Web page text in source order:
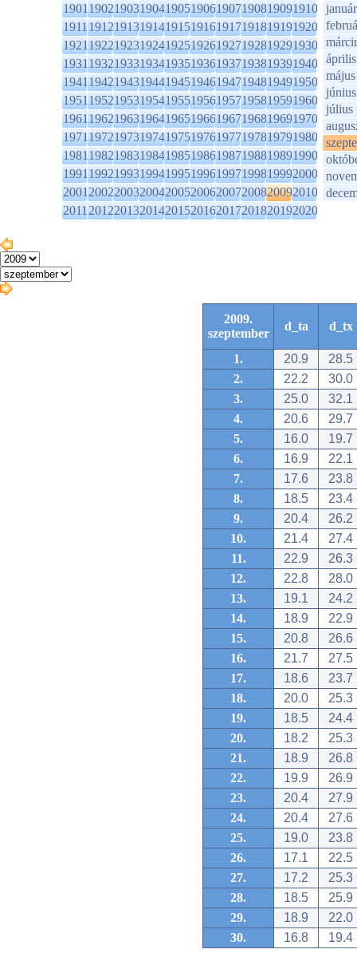
1901190219031904190519061907190819091910
1911191219131914191519161917191819191920
1921192219231924192519261927192819291930
1931193219331934193519361937193819391940
1941194219431944194519461947194819491950
1951195219531954195519561957195819591960
1961196219631964196519661967196819691970
1971197219731974197519761977197819791980
1981198219831984198519861987198819891990
1991199219931994199519961997199819992000
2001200220032004200520062007200820092010
2011201220132014201520162017201820192020
január
április
május
június
július
2009.
szeptember
d_ta d_tx
1. 20.9
28.5
2.
22.2
30.0
3.
25.0
32.1
4.
20.6
29.7
5.
16.0
19.7
6.
16.9
22.1
7.
17.6
23.8
8.
18.5
23.4
9.
20.4
26.2
10.
21.4
27.4
11.
22.9
26.3
12.
22.8
28.0
13.
19.1
24.2
14.
18.9
22.9
15.
20.8
26.6
16.
21.7
27.5
17.
18.6
23.7
18.
20.0
25.3
19.
18.5
24.4
20.
18.2
25.3
21.
18.9
26.8
22.
19.9
26.9
23.
20.4
27.9
24.
20.4
27.6
25.
19.0
23.8
26.
17.1
22.5
27.
17.2
25.3
28.
18.5
25.9
29.
18.9
22.0
30.
16.8 19.4